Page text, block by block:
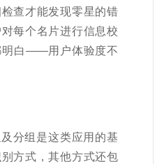
查才能发现零星的错
每个名片进行信息校
明白——用户体验度不
分组是这类应用的基
方式，其他方式还包